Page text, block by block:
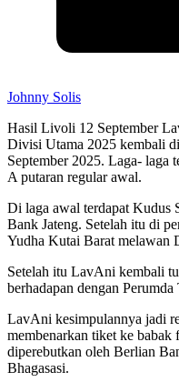
Johnny Solis
Hasil Livoli 12 September
Divisi Utama 2025 kembali
September 2025. Laga- laga
A putaran regular awal.
Di laga awal terdapat Kudus
Bank Jateng. Setelah itu di
Yudha Kutai Barat
Setelah itu LavAni kembali
berhadapan dengan
LavAni kesimpulannya jadi
membenarkan tiket ke
diperebutkan oleh Berlian
Bhagasasi.